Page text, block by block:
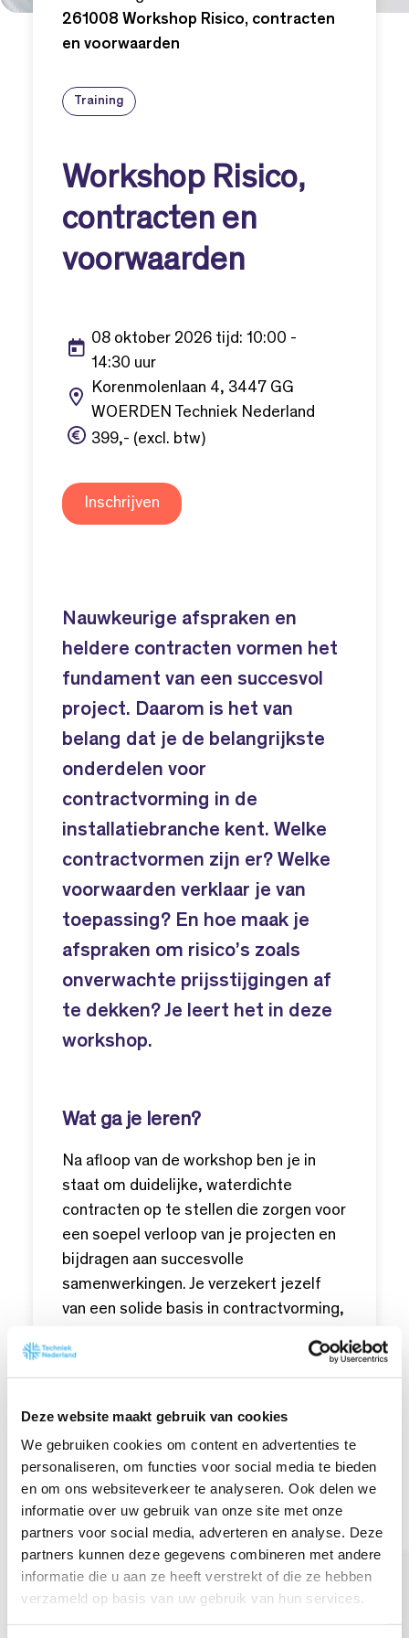
Deze website maakt gebruik van cookies
We gebruiken cookies om content en advertenties te
personaliseren, om functies voor social media te bieden
en om ons websiteverkeer te analyseren. Ook delen we
informatie over uw gebruik van onze site met onze
partners voor social media, adverteren en analyse. Deze
partners kunnen deze gegevens combineren met andere
informatie die u aan ze heeft verstrekt of die ze hebben
verzameld op basis van uw gebruik van hun services.
261008 Workshop Risico, contracten
en voorwaarden
Training
Workshop Risico,
contracten en
voorwaarden
08 oktober 2026 tijd: 10:00 -
14:30 uur
Korenmolenlaan 4, 3447 GG
WOERDEN Techniek Nederland
399,- (excl. btw)
Inschrijven
Nauwkeurige afspraken en
heldere contracten vormen het
fundament van een succesvol
project. Daarom is het van
belang dat je de belangrijkste
onderdelen voor
contractvorming in de
installatiebranche kent. Welke
contractvormen zijn er? Welke
voorwaarden verklaar je van
toepassing? En hoe maak je
afspraken om risico’s zoals
onverwachte prijsstijgingen af
te dekken? Je leert het in deze
workshop.
Wat ga je leren?
Na afloop van de workshop ben je in
staat om duidelijke, waterdichte
contracten op te stellen die zorgen voor
een soepel verloop van je projecten en
bijdragen aan succesvolle
samenwerkingen. Je verzekert jezelf
van een solide basis in contractvorming,
binnen de installatiebranche. Je weet
welke contractvormen veel gebruikt
zijn, welke valkuilen er zijn rond
je onderhandelt over in- en
verkoopvoorwaarden.
Meest voorkomende contracten in
de installatiebranche
Uniforme administratieve
voorwaarden